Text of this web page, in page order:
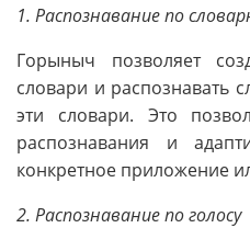
1. Распознавание по
Горыныч позволяет
словари и распознавать
эти словари. Это
распознавания и
конкретное приложение
2. Распознавание по голосу